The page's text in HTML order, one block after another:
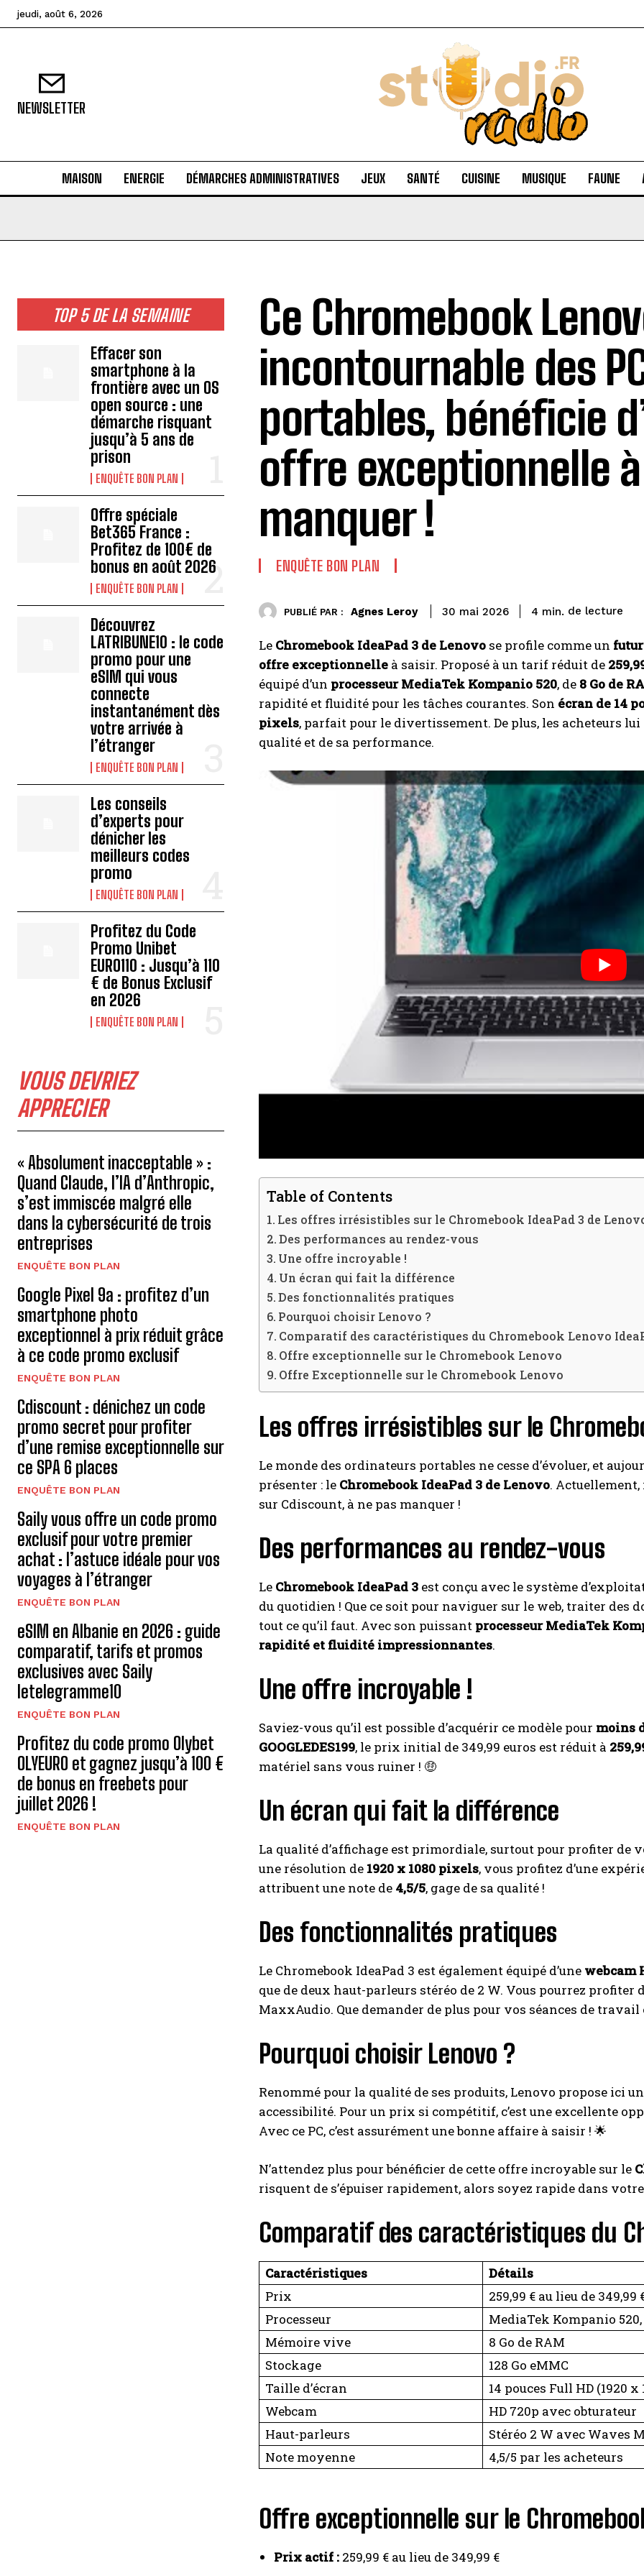
I've read and accept thePrivacy Policy .
diffusion, les horaires, la carte des combats et les offres
exclusives sur les produits dérivés !
jeudi, août 6, 2026
NEWSLETTER
MAISON ENERGIE DÉMARCHES ADMINISTRATIVES JEUX SANTÉ CUISINE MUSIQUE FAUNE
TOP 5 DE LA SEMAINE
Effacer son
smartphone à la
frontière avec un OS
open source : une
démarche risquant
jusqu’à 5 ans de
prison
ENQUÊTE BON PLAN
Offre spéciale
Bet365 France :
Profitez de 100€ de
bonus en août 2026
ENQUÊTE BON PLAN
Découvrez
LATRIBUNE10 : le code
promo pour une
eSIM qui vous
connecte
instantanément dès
votre arrivée à
l’étranger
ENQUÊTE BON PLAN
Les conseils
d’experts pour
dénicher les
meilleurs codes
promo
ENQUÊTE BON PLAN
Profitez du Code
Promo Unibet
EURO110 : Jusqu’à 110
€ de Bonus Exclusif
en 2026
ENQUÊTE BON PLAN
VOUS DEVRIEZ
APPRECIER
« Absolument inacceptable » :
Quand Claude, l’IA d’Anthropic,
s’est immiscée malgré elle
dans la cybersécurité de trois
entreprises
ENQUÊTE BON PLAN
Google Pixel 9a : profitez d’un
smartphone photo
exceptionnel à prix réduit grâce
à ce code promo exclusif
ENQUÊTE BON PLAN
Cdiscount : dénichez un code
promo secret pour profiter
d’une remise exceptionnelle sur
ce SPA 6 places
ENQUÊTE BON PLAN
Saily vous offre un code promo
exclusif pour votre premier
achat : l’astuce idéale pour vos
voyages à l’étranger
ENQUÊTE BON PLAN
eSIM en Albanie en 2026 : guide
comparatif, tarifs et promos
exclusives avec Saily
letelegramme10
ENQUÊTE BON PLAN
Profitez du code promo Olybet
OLYEURO et gagnez jusqu’à 100 €
de bonus en freebets pour
juillet 2026 !
ENQUÊTE BON PLAN
Ce Chromebook
incontournable des
portables, bénéficie
offre exceptionnelle
manquer !
ENQUÊTE BON PLAN
PUBLIÉ PAR : Agnes Leroy 30 mai 2026 4 min. de lecture
Le Chromebook IdeaPad 3 de Lenovo se profile comme un
offre exceptionnelle à saisir. Proposé à un tarif réduit de
équipé d’un processeur MediaTek Kompanio 520, de 8 Go de
rapidité et fluidité pour les tâches courantes. Son écran de 14
pixels, parfait pour le divertissement. De plus, les acheteurs
qualité et de sa performance.
Table of Contents
Les offres irrésistibles sur le Chromebook IdeaPad 3 de
Des performances au rendez-vous
Une offre incroyable !
Un écran qui fait la différence
Des fonctionnalités pratiques
Pourquoi choisir Lenovo ?
Comparatif des caractéristiques du Chromebook Lenovo
Offre exceptionnelle sur le Chromebook Lenovo
Offre Exceptionnelle sur le Chromebook Lenovo
Les offres irrésistibles sur le
Le monde des ordinateurs portables ne cesse d’évoluer, et
présenter : le Chromebook IdeaPad 3 de Lenovo. Actuellement,
sur Cdiscount, à ne pas manquer !
Des performances au rendez-vous
Le Chromebook IdeaPad 3 est conçu avec le système
du quotidien ! Que ce soit pour naviguer sur le web, traiter des
tout ce qu’il faut. Avec son puissant processeur MediaTek
rapidité et fluidité impressionnantes.
Une offre incroyable !
Saviez-vous qu’il est possible d’acquérir ce modèle pour moins
GOOGLEDES199, le prix initial de 349,99 euros est réduit à
matériel sans vous ruiner ! 🤑
Un écran qui fait la différence
La qualité d’affichage est primordiale, surtout pour profiter de
une résolution de 1920 x 1080 pixels, vous profitez d’une
attribuent une note de 4,5/5, gage de sa qualité !
Des fonctionnalités pratiques
Le Chromebook IdeaPad 3 est également équipé d’une webcam
que de deux haut-parleurs stéréo de 2 W. Vous pourrez profiter
MaxxAudio. Que demander de plus pour vos séances de
Pourquoi choisir Lenovo ?
Renommé pour la qualité de ses produits, Lenovo propose ici
accessibilité. Pour un prix si compétitif, c’est une excellente
Avec ce PC, c’est assurément une bonne affaire à saisir ! 🌟
N’attendez plus pour bénéficier de cette offre incroyable sur le
risquent de s’épuiser rapidement, alors soyez rapide dans
Comparatif des caractéristiques du
Caractéristiques
Détails
Prix
259,99 € au lieu de 349,99
Processeur
MediaTek Kompanio
Mémoire vive
8 Go de RAM
Stockage
128 Go eMMC
Taille d’écran
14 pouces Full HD (1920
Webcam
HD 720p avec obturateur
Haut-parleurs
Stéréo 2 W avec Waves
Note moyenne
4,5/5 par les acheteurs
Offre exceptionnelle sur le
Prix actif : 259,99 € au lieu de 349,99 €